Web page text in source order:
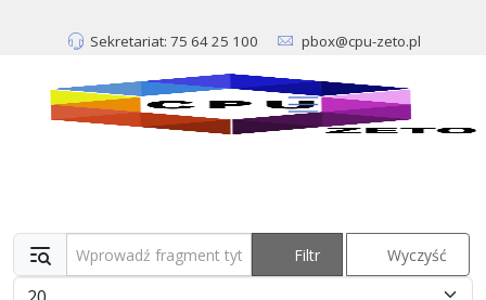
Sekretariat: 75 64 25 100 pbox@cpu-zeto.pl
Wprowadź fragment tytułu Filtr Wyczyść
Pokaż #